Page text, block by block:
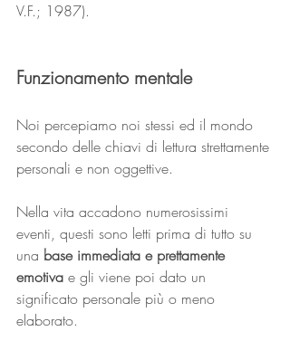
V.F.; 1987).
Funzionamento mentale
Noi percepiamo noi stessi ed il mondo
secondo delle chiavi di lettura strettamente
personali e non oggettive.
Nella vita accadono numerosissimi
eventi, questi sono letti prima di tutto su
una base immediata e prettamente
emotiva e gli viene poi dato un
significato personale più o meno
elaborato.